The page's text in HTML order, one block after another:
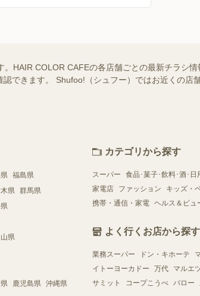
HAIR COLOR CAFEの各店舗ごとの最新チラシ
できます。 Shufoo!（シュフー）ではお近くの店
福島県
県 群馬県
県
鹿児島県 沖縄県
カテゴリから探す
スーパー 食品･菓子･飲料･酒･日
家電店
ファッション キッズ・
携帯・通信・家電 ヘルス＆ビュ
よく行くお店から探す
業務スーパー ドン・キホーテ
イトーヨーカドー
万代 マルエ
サミット
コープこうべ バロー